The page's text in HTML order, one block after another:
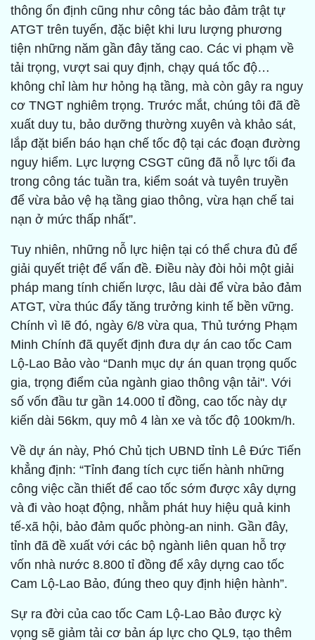
thông ổn định cũng như công tác bảo đảm trật tự
ATGT trên tuyến, đặc biệt khi lưu lượng phương
tiện những năm gần đây tăng cao. Các vi phạm về
tải trọng, vượt sai quy định, chạy quá tốc độ…
không chỉ làm hư hỏng hạ tầng, mà còn gây ra nguy
cơ TNGT nghiêm trọng. Trước mắt, chúng tôi đã đề
xuất duy tu, bảo dưỡng thường xuyên và khảo sát,
lắp đặt biển báo hạn chế tốc độ tại các đoạn đường
nguy hiểm. Lực lượng CSGT cũng đã nỗ lực tối đa
trong công tác tuần tra, kiểm soát và tuyên truyền
để vừa bảo vệ hạ tầng giao thông, vừa hạn chế tai
nạn ở mức thấp nhất”.
Tuy nhiên, những nỗ lực hiện tại có thể chưa đủ để
giải quyết triệt để vấn đề. Điều này đòi hỏi một giải
pháp mang tính chiến lược, lâu dài để vừa bảo đảm
ATGT, vừa thúc đẩy tăng trưởng kinh tế bền vững.
Chính vì lẽ đó, ngày 6/8 vừa qua, Thủ tướng Phạm
Minh Chính đã quyết định đưa dự án cao tốc Cam
Lộ-Lao Bảo vào “Danh mục dự án quan trọng quốc
gia, trọng điểm của ngành giao thông vận tải". Với
số vốn đầu tư gần 14.000 tỉ đồng, cao tốc này dự
kiến dài 56km, quy mô 4 làn xe và tốc độ 100km/h.
Về dự án này, Phó Chủ tịch UBND tỉnh Lê Đức Tiến
khẳng định: “Tỉnh đang tích cực tiến hành những
công việc cần thiết để cao tốc sớm được xây dựng
và đi vào hoạt động, nhằm phát huy hiệu quả kinh
tế-xã hội, bảo đảm quốc phòng-an ninh. Gần đây,
tỉnh đã đề xuất với các bộ ngành liên quan hỗ trợ
vốn nhà nước 8.800 tỉ đồng để xây dựng cao tốc
Cam Lộ-Lao Bảo, đúng theo quy định hiện hành”.
Sự ra đời của cao tốc Cam Lộ-Lao Bảo được kỳ
vọng sẽ giảm tải cơ bản áp lực cho QL9, tạo thêm